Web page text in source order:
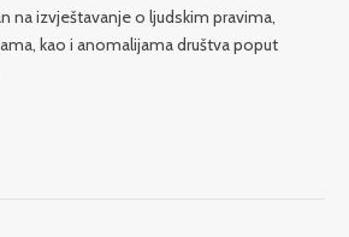
na izvještavanje o ljudskim pravima,
kao i anomalijama društva poput